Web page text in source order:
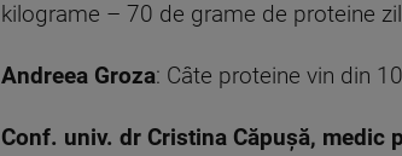
kilograme – 70 de grame de proteine
Andreea Groza: Câte proteine vin din
Conf. univ. dr Cristina Căpușă, medic